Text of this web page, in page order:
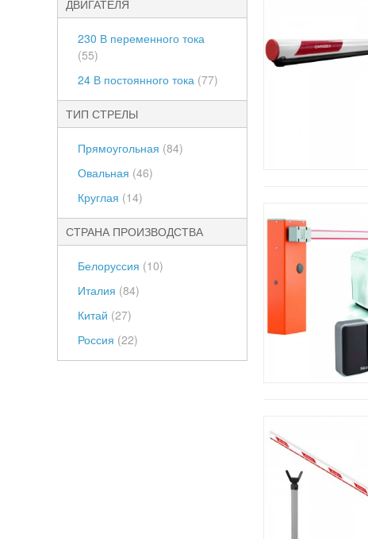
ДВИГАТЕЛЯ
230 В переменного тока
(55)
24 В постоянного тока (77)
ТИП СТРЕЛЫ
Прямоугольная (84)
Овальная (46)
Круглая (14)
СТРАНА ПРОИЗВОДСТВА
Белоруссия (10)
Италия (84)
Китай (27)
Россия (22)